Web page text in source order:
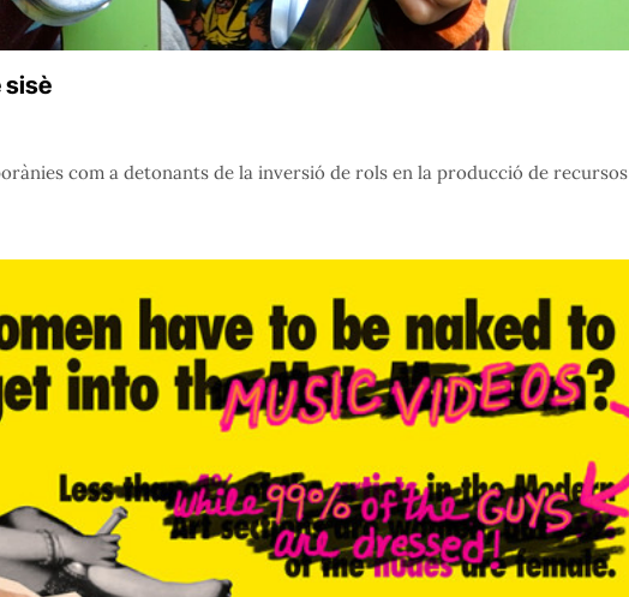
sisè
com a detonants de la inversió de rols en la producció de recursos